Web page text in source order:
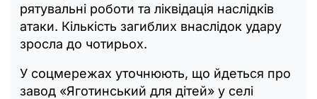
рятувальні роботи та ліквідація наслідків
атаки. Кількість загиблих внаслідок удару
зросла до чотирьох.
У соцмережах уточнюють, що йдеться про
завод «Яготинський для дітей» у селі